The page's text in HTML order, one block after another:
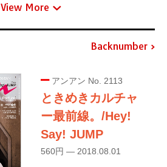
View More
Backnumber
アンアン No. 2113
ときめきカルチャ
ー最前線。/Hey!
Say! JUMP
560円 — 2018.08.01